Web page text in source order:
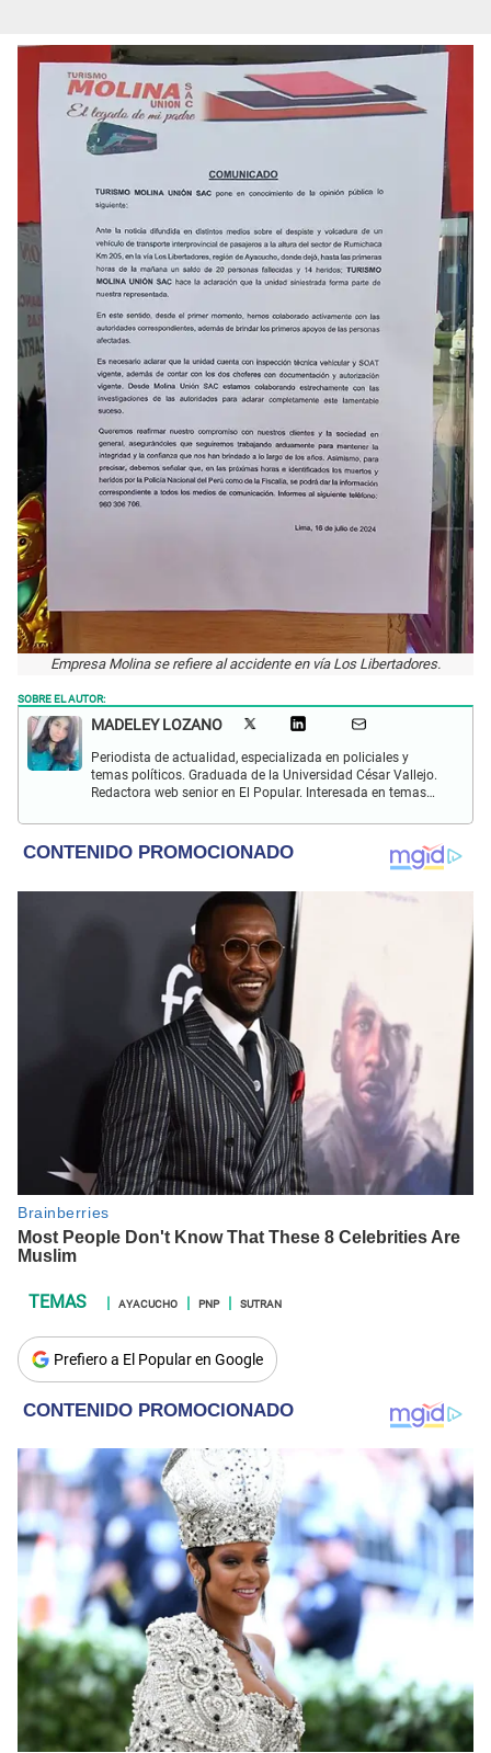
Empresa Molina se refiere al accidente en vía Los Libertadores.
SOBRE EL AUTOR:
MADELEY LOZANO
Periodista de actualidad, especializada en policiales y
temas políticos. Graduada de la Universidad César Vallejo.
Redactora web senior en El Popular. Interesada en temas
turismo, gastronomía y doblajes.
AYACUCHO PNP SUTRAN
Prefiero a El Popular en Google